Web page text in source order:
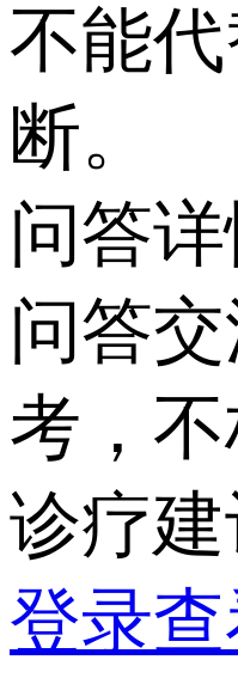
不能
断。
问答
问答
考，
诊疗建
登录